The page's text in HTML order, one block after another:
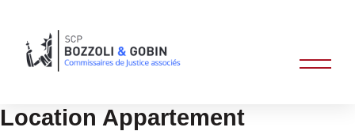
Location Appartement